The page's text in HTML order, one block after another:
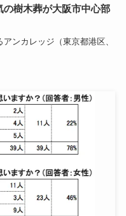
樹木葬が大阪市中心部
ンカレッジ（東京都港区、